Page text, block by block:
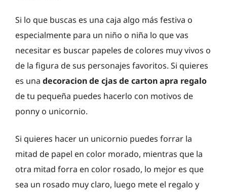
Si lo que buscas es una caja algo más festiva o
especialmente para un niño o niña lo que vas
necesitar es buscar papeles de colores muy vivos o
de la figura de sus personajes favoritos. Si quieres
es una decoracion de cjas de carton apra regalo
de tu pequeña puedes hacerlo con motivos de
ponny o unicornio.
Si quieres hacer un unicornio puedes forrar la
mitad de papel en color morado, mientras que la
otra mitad forra en color rosado, lo mejor es que
sea un rosado muy claro, luego mete el regalo y